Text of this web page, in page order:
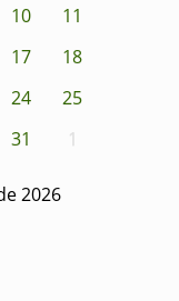
10
11
17
18
24
25
31 1
2026